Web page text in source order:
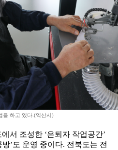
을 하고 있다.(익산시)
서 조성한 ‘은퇴자 작업공간’
’도 운영 중이다. 전북도는 전